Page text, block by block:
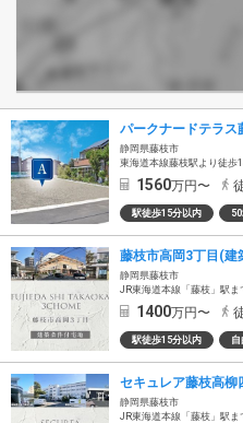
静岡県藤枝市
東海道本線藤枝駅より徒歩
1560万円〜
駅徒歩15分以内
藤枝市高岡3丁目(建
静岡県藤枝市
JR東海道本線「藤枝」駅ま
1400万円〜
駅徒歩15分以内 自
静岡県藤枝市
JR東海道本線「藤枝」駅ま